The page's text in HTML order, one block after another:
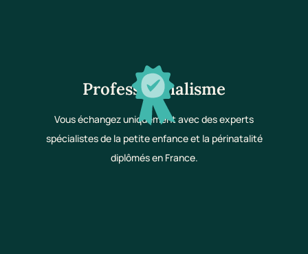
Professionnalisme
Vous échangez uniquement avec des experts
spécialistes de la petite enfance et la périnatalité
diplômés en France.